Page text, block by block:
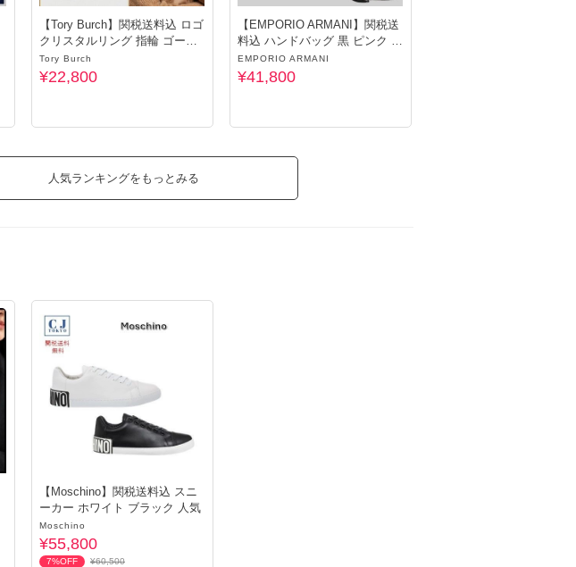
【Tory Burch】関税送料込 ロゴ
クリスタルリング 指輪 ゴール
ド
Tory Burch
¥22,800
【EMPORIO ARMANI】関税送
料込 ハンドバッグ 黒 ピンク 人
気
EMPORIO ARMANI
¥41,800
人気ランキングをもっとみる
【Moschino】関税送料込 スニ
ーカー ホワイト ブラック 人気
Moschino
¥55,800
7%OFF ¥60,500